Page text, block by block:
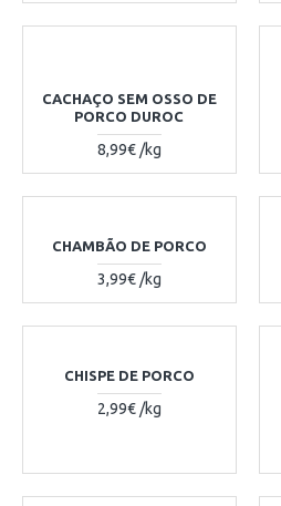
CACHAÇO SEM OSSO DE
PORCO DUROC
8,99€ /kg
CHAMBÃO DE PORCO
3,99€ /kg
CHISPE DE PORCO
2,99€ /kg